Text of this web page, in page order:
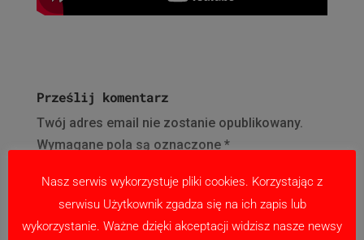
Prześlij komentarz
Twój adres email nie zostanie opublikowany.
Wymagane pola są oznaczone *
Nasz serwis wykorzystuje pliki cookies. Korzystając z
serwisu Użytkownik zgadza się na ich zapis lub
wykorzystanie. Ważne dzięki akceptacji widzisz nasze newsy